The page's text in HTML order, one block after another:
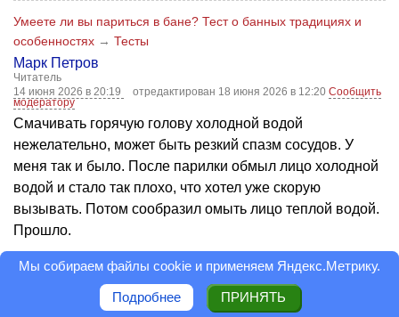
Умеете ли вы париться в бане? Тест о банных традициях и
особенностях → Тесты
Марк Петров
Читатель
14 июня 2026 в 20:19
отредактирован 18 июня 2026 в 12:20 Сообщить
модератору
Смачивать горячую голову холодной водой
нежелательно, может быть резкий спазм сосудов. У
меня так и было. После парилки обмыл лицо холодной
водой и стало так плохо, что хотел уже скорую
вызывать. Потом сообразил омыть лицо теплой водой.
Прошло.
0 Ответить
Как моются в бане разные народы? → Статьи →
Мы собираем файлы cookie и применяем Яндекс.Метрику.
Подробнее ПРИНЯТЬ